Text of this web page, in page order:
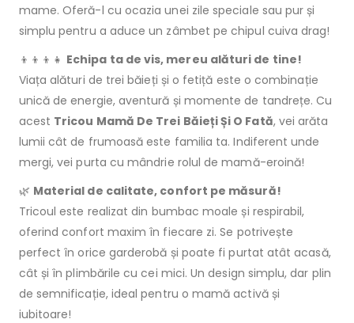
mame. Oferă-l cu ocazia unei zile speciale sau pur și
simplu pentru a aduce un zâmbet pe chipul cuiva drag!
👦👦👦👧 Echipa ta de vis, mereu alături de tine!
Viața alături de trei băieți și o fetiță este o combinație
unică de energie, aventură și momente de tandrețe. Cu
acest Tricou Mamă De Trei Băieți Și O Fată, vei arăta
lumii cât de frumoasă este familia ta. Indiferent unde
mergi, vei purta cu mândrie rolul de mamă-eroină!
🌿 Material de calitate, confort pe măsură!
Tricoul este realizat din bumbac moale și respirabil,
oferind confort maxim în fiecare zi. Se potrivește
perfect în orice garderobă și poate fi purtat atât acasă,
cât și în plimbările cu cei mici. Un design simplu, dar plin
de semnificație, ideal pentru o mamă activă și
iubitoare!